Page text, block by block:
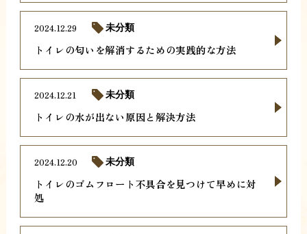
トイレの匂いを解消するための実践的な方法
2024.12.29 未分類
トイレの水が出ない原因と解決方法
2024.12.21 未分類
トイレのゴムフロート不具合を見つけて早めに対
処
2024.12.20 未分類